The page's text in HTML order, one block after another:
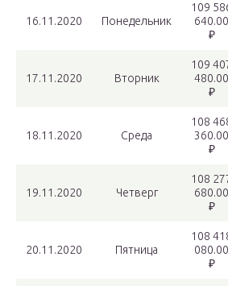
16.11.2020 Понедельник
109
640.00
₽
17.11.2020 Вторник
109
480.00
₽
18.11.2020 Среда
108
360.00
₽
19.11.2020 Четверг
108
680.00
₽
20.11.2020 Пятница
108
080.00
₽